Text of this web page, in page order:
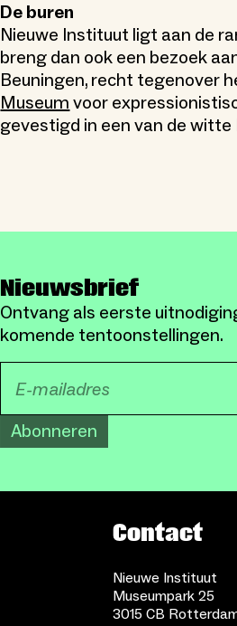
De buren
Nieuwe Instituut ligt aan de
breng dan ook een bezoek
Beuningen, recht tegenover
Museumvoor
gevestigd in een van de witte
Nieuwsbrief
Ontvang als eerste
komende tentoonstellingen.
Abonneren
Contact
Nieuwe Instituut
Museumpark 25
3015 CB